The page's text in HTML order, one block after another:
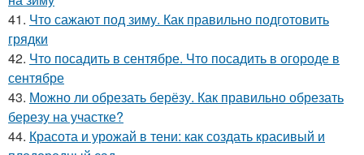
41. Что сажают под зиму. Как правильно подготовить
грядки
42. Что посадить в сентябре. Что посадить в огороде в
сентябре
43. Можно ли обрезать берёзу. Как правильно обрезать
березу на участке?
44. Красота и урожай в тени: как создать красивый и